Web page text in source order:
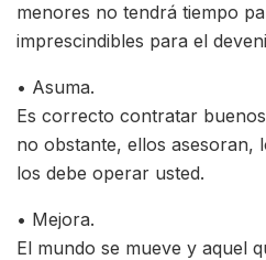
menores no tendrá tiempo
imprescindibles para el
• Asuma.
Es correcto contratar
no obstante, ellos asesoran,
los debe operar usted.
• Mejora.
El mundo se mueve y aquel